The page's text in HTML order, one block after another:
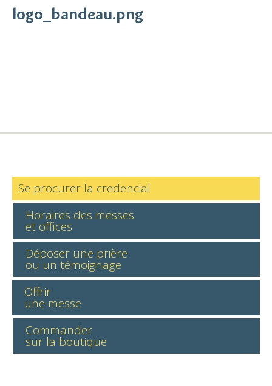
logo_bandeau.png
Se procurer la credencial
Horaires des messes
et offices
Déposer une prière
ou un témoignage
Offrir
une messe
Commander
sur la boutique